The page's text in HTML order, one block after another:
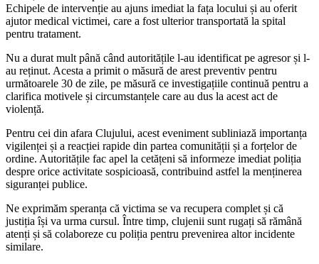
Echipele de intervenție au ajuns imediat la fața locului și au oferit
ajutor medical victimei, care a fost ulterior transportată la spital
pentru tratament.
Nu a durat mult până când autoritățile l-au identificat pe agresor și l-
au reținut. Acesta a primit o măsură de arest preventiv pentru
următoarele 30 de zile, pe măsură ce investigațiile continuă pentru a
clarifica motivele și circumstanțele care au dus la acest act de
violență.
Pentru cei din afara Clujului, acest eveniment subliniază importanța
vigilenței și a reacției rapide din partea comunității și a forțelor de
ordine. Autoritățile fac apel la cetățeni să informeze imediat poliția
despre orice activitate sospicioasă, contribuind astfel la menținerea
siguranței publice.
Ne exprimăm speranța că victima se va recupera complet și că
justiția își va urma cursul. Între timp, clujenii sunt rugați să rămână
atenți și să colaboreze cu poliția pentru prevenirea altor incidente
similare.